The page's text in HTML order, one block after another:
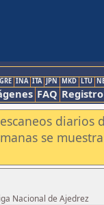
GRE INA ITA JPN MKD LTU
FAQ
diarios
se
Nacional de Ajedrez